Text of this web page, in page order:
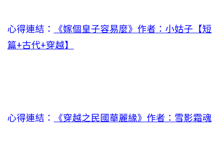
心得連結：
《嫁個皇子容易麼》作者：小姑子【短
篇+古代+穿越】
心得連結： 《穿越之民國華麗緣》作者：雪影霜魂